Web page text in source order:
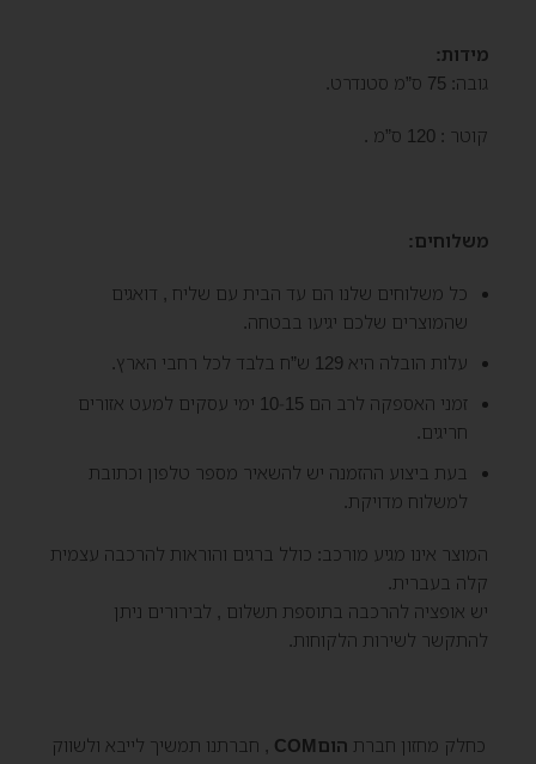
מידות:
גובה: 75 ס”מ סטנדרט.
קוטר : 120 ס”מ .
משלוחים:
כל משלוחים שלנו הם עד הבית עם שליח , דואגים
שהמוצרים שלכם יגיעו בבטחה.
עלות הובלה היא 129 ש”ח בלבד לכל רחבי הארץ.
זמני האספקה לרב הם 10-15 ימי עסקים למעט אזורים
חריגים.
בעת ביצוע ההזמנה יש להשאיר מספר טלפון וכתובת
למשלוח מדויקת.
המוצר אינו מגיע מורכב: כולל ברגים והוראות להרכבה עצמית
קלה בעברית.
יש אופציה להרכבה בתוספת תשלום , לבירורים ניתן
להתקשר לשירות הלקוחות.
כחלק מחזון חברת הוםCOM
, חברתנו תמשיך לייבא ולשווק